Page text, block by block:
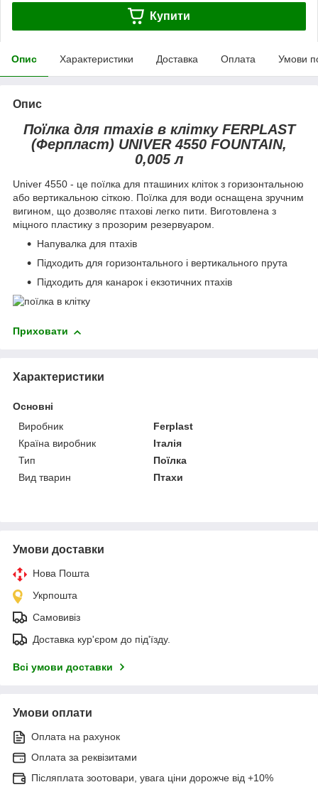
Купити
Опис Характеристики Доставка Оплата Умови
Опис
Поїлка для птахів в клітку FERPLAST
(Ферпласт) UNIVER 4550 FOUNTAIN,
0,005 л
Univer 4550 - це поїлка для пташиних кліток з горизонтальною
або вертикальною сіткою. Поїлка для води оснащена зручним
вигином, що дозволяє птахові легко пити. Виготовлена з
міцного пластику з прозорим резервуаром.
Напувалка для птахів
Підходить для горизонтального і вертикального прута
Підходить для канарок і екзотичних птахів
Приховати
Характеристики
Основні
Виробник
Ferplast
Країна виробник
Італія
Тип
Поїлка
Вид тварин
Птахи
Умови доставки
Нова Пошта
Укрпошта
Самовивіз
Доставка кур'єром до під'їзду.
Всі умови доставки
Умови оплати
Оплата на рахунок
Оплата за реквізитами
Післяплата зоотовари, увага ціни дорожче від +10%